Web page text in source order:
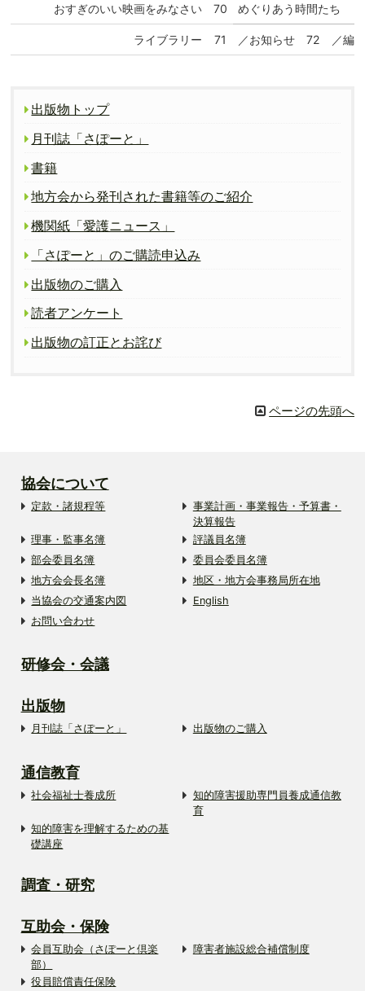
おすぎのいい映画をみなさい 70 めぐりあう時間たち
ライブラリー 71 ／お知らせ 72 ／編
出版物トップ
月刊誌「さぽーと」
書籍
地方会から発刊された書籍等のご紹介
機関紙「愛護ニュース」
「さぽーと」のご購読申込み
出版物のご購入
読者アンケート
出版物の訂正とお詫び
ページの先頭へ
協会について
定款・諸規程等
事業計画・事業報告・予算書・
決算報告
理事・監事名簿
評議員名簿
部会委員名簿
委員会委員名簿
地方会会長名簿
地区・地方会事務局所在地
当協会の交通案内図
English
お問い合わせ
研修会・会議
出版物
月刊誌「さぽーと」 出版物のご購入
通信教育
社会福祉士養成所
知的障害援助専門員養成通信教
育
知的障害を理解するための基
礎講座
調査・研究
互助会・保険
会員互助会（さぽーと倶楽
部）
障害者施設総合補償制度
役員賠償責任保険